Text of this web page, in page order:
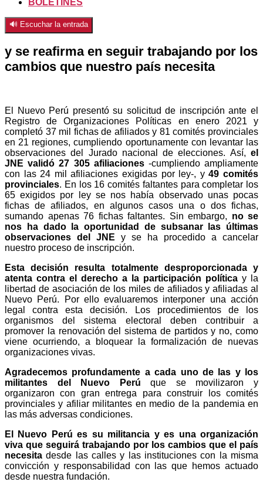
BOLETINES
🔊 Escuchar la entrada
y se reafirma en seguir trabajando por los
cambios que nuestro país necesita
El Nuevo Perú presentó su solicitud de inscripción ante el
Registro de Organizaciones Políticas en enero 2021 y
completó 37 mil fichas de afiliados y 81 comités provinciales
en 21 regiones, cumpliendo oportunamente con levantar las
observaciones del Jurado nacional de elecciones. Así, el
JNE validó 27 305 afiliaciones-cumpliendo ampliamente
con las 24 mil afiliaciones exigidas por ley-, y49 comités
provinciales. En los 16 comités faltantes para completar los
65 exigidos por ley se nos había observado unas pocas
fichas de afiliados, en algunos casos una o dos fichas,
sumando apenas 76 fichas faltantes. Sin embargo, no se
nos ha dado la oportunidad de subsanar las últimas
observaciones del JNE y se ha procedido a cancelar
nuestro proceso de inscripción.
Esta decisión resulta totalmente desproporcionada y
atenta contra el derecho a la participación política y la
libertad de asociación de los miles de afiliados y afiliadas al
Nuevo Perú. Por ello evaluaremos interponer una acción
legal contra esta decisión. Los procedimientos de los
organismos del sistema electoral deben contribuir a
promover la renovación del sistema de partidos y no, como
viene ocurriendo, a bloquear la formalización de nuevas
organizaciones vivas.
Agradecemos profundamente a cada uno de las y los
militantes del Nuevo Perú que se movilizaron y
organizaron con gran entrega para construir los comités
provinciales y afiliar militantes en medio de la pandemia en
las más adversas condiciones.
El Nuevo Perú es su militancia y es una organización
viva que seguirá trabajando por los cambios que el país
necesita desde las calles y las instituciones con la misma
convicción y responsabilidad con las que hemos actuado
desde nuestra fundación.